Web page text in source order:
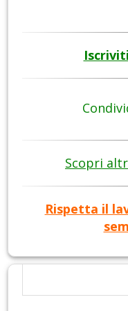
Scopri
Rispetta il